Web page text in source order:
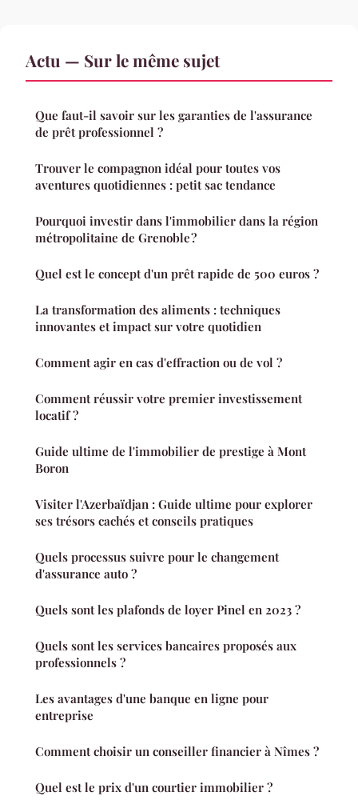
Actu — Sur le même sujet
Que faut-il savoir sur les garanties de l'assurance
de prêt professionnel ?
Trouver le compagnon idéal pour toutes vos
aventures quotidiennes : petit sac tendance
Pourquoi investir dans l'immobilier dans la région
métropolitaine de Grenoble ?
Quel est le concept d'un prêt rapide de 500 euros ?
La transformation des aliments : techniques
innovantes et impact sur votre quotidien
Comment agir en cas d'effraction ou de vol ?
Comment réussir votre premier investissement
locatif ?
Guide ultime de l'immobilier de prestige à Mont
Boron
Visiter l'Azerbaïdjan : Guide ultime pour explorer
ses trésors cachés et conseils pratiques
Quels processus suivre pour le changement
d'assurance auto ?
Quels sont les plafonds de loyer Pinel en 2023 ?
Quels sont les services bancaires proposés aux
professionnels ?
Les avantages d'une banque en ligne pour
entreprise
Comment choisir un conseiller financier à Nîmes ?
Quel est le prix d'un courtier immobilier ?